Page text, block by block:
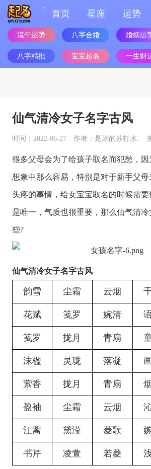
首页 星座 运势
流年运势 八字合婚 婚姻运
八字精批 宝宝起名 一生财
仙气清冷女子名字古风
时间：2022-06-27 作者：是冰的苏打水.
很多父母会为了给孩子取名而犯愁，
想象中那么容易，特别是对于新手父
头疼的事情，给女宝宝取名的时候需
是唯一，气质也很重要，那么仙气清
些?
仙气清冷女子名字古风
韵雪 尘霜 云烟
花赋 笺罗 婉清
笺罗 拢月 青扇
沫楹 灵珑 落凝
萦香 拢月 青扇
盈袖 尘霜 云烟
江蓠 黛滢 菱歌
书芹 凌萱 若菱